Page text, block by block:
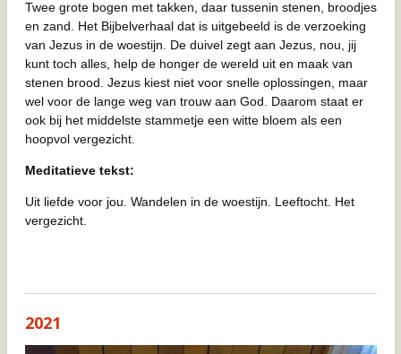
Twee grote bogen met takken, daar tussenin stenen, broodjes
en zand. Het Bijbelverhaal dat is uitgebeeld is de verzoeking
van Jezus in de woestijn. De duivel zegt aan Jezus, nou, jij
kunt toch alles, help de honger de wereld uit en maak van
stenen brood. Jezus kiest niet voor snelle oplossingen, maar
wel voor de lange weg van trouw aan God. Daarom staat er
ook bij het middelste stammetje een witte bloem als een
hoopvol vergezicht.
Meditatieve tekst:
Uit liefde voor jou. Wandelen in de woestijn. Leeftocht. Het
vergezicht.
2021